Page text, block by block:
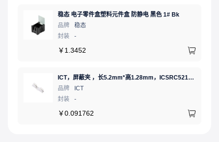
稳态 电子零件盒塑料元件盒 防静电 黑色 1# Bk
品牌
稳态
封装
-
￥ 1.3452
ICT，屏蔽夹 ，长5.2mm*高1.28mm，ICSRC52128SFR
品牌
ICT
封装
-
￥0.091762